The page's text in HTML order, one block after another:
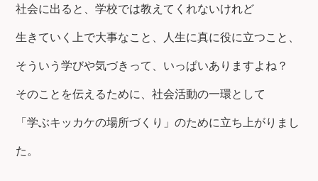
社会に出ると、学校では教えてくれないけれど
生きていく上で大事なこと、人生に真に役に立つこと、
そういう学びや気づきって、いっぱいありますよね？
そのことを伝えるために、社会活動の一環として
「学ぶキッカケの場所づくり」のために立ち上がりまし
た。